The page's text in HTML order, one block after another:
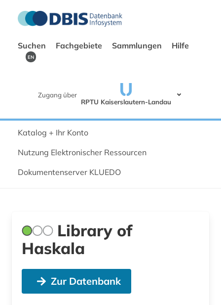
Suchen Fachgebiete Sammlungen Hilfe
EN
Zugang über
RPTU Kaiserslautern-Landau
Katalog + Ihr Konto
Nutzung Elektronischer Ressourcen
Dokumentenserver KLUEDO
Library of
Haskala
Zur Datenbank